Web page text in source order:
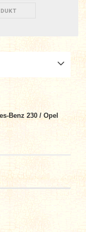
Benz 230 / Opel